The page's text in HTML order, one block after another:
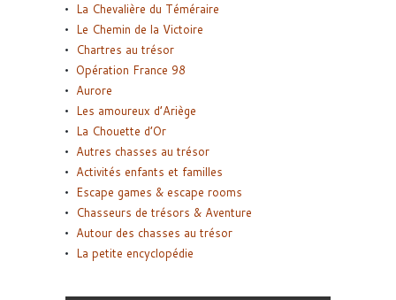
La Chevalière du Téméraire
Le Chemin de la Victoire
Chartres au trésor
Opération France 98
Aurore
Les amoureux d’Ariège
La Chouette d’Or
Autres chasses au trésor
Activités enfants et familles
Escape games & escape rooms
Chasseurs de trésors & Aventure
Autour des chasses au trésor
La petite encyclopédie